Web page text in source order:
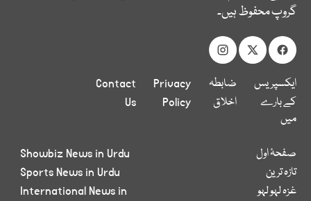
گروپ محفوظ ہیں۔
ایکسپریس
کے بارے
میں
ضابطہ
اخلاق
Privacy
Policy
Contact
Us
صفحۂ اول
تازہ ترین
غزہ لہو لہو
Showbiz News in Urdu
Sports News in Urdu
International News in